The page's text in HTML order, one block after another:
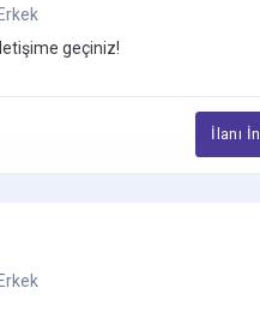
geçiniz!
İlanı